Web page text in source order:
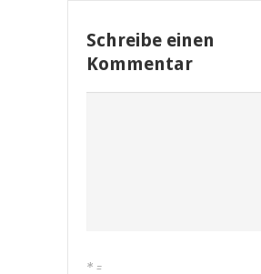
Schreibe einen
Kommentar
* =